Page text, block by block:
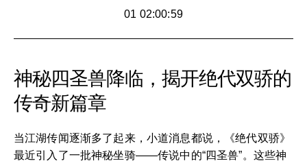
01 02:00:59
神秘四圣兽降临，揭开绝代双骄的
传奇新篇章
当江湖传闻逐渐多了起来，小道消息都说，《绝代双骄》
最近引入了一批神秘坐骑——传说中的“四圣兽”。这些神